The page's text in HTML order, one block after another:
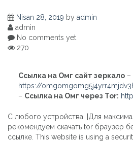
Nisan 28, 2019 by admin
admin
No comments yet
270
Ссылка на Омг сайт зеркало –
https://
– Ссылка на Омг через Tor:
С любого устройства. |Для
рекомендуем скачать tor браузер
ссылке. This website is using a